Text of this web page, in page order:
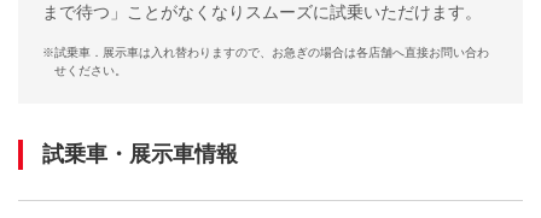
まで待つ」ことがなくなりスムーズに試乗いただけます。
※試乗車．展示車は入れ替わりますので、お急ぎの場合は各店舗へ直接お問い合わ
せください。
試乗車・展示車情報